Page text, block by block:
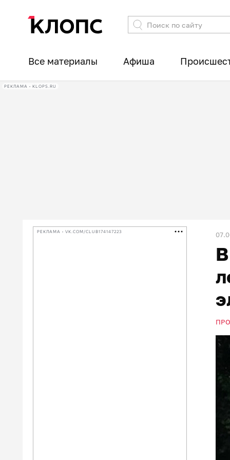
Все материалы Афиша
РЕКЛАМА • KLOPS.RU
РЕКЛАМА • VK.COM/CLUB174147223